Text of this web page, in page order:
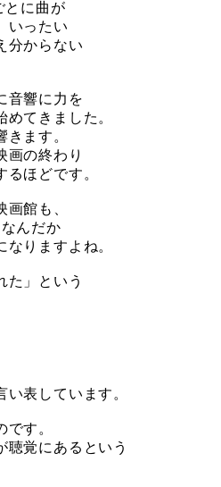
とに曲が
いったい
分からない
音響に力を
めてきました。
ます。
画の終わり
ほどです。
館も、
んだか
りますよね。
た」という
表しています。
す。
聴覚にあるという